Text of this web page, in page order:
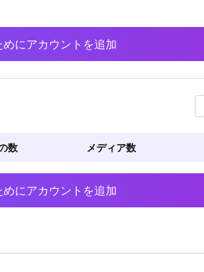
にアカウントを追加
数 メディア数
にアカウントを追加